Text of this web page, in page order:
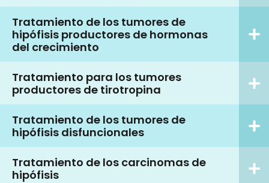
Tratamiento de los tumores de
hipófisis productores de hormonas
del crecimiento
Tratamiento para los tumores
productores de tirotropina
Tratamiento de los tumores de
hipófisis disfuncionales
Tratamiento de los carcinomas de
hipófisis